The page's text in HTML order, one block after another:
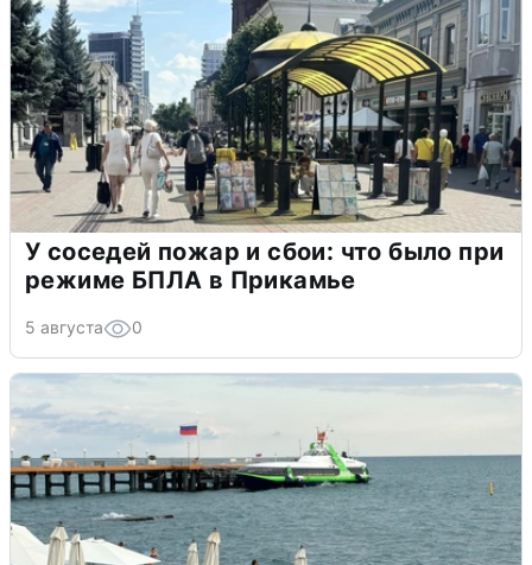
У соседей пожар и сбои: что было при
режиме БПЛА в Прикамье
5 августа 0